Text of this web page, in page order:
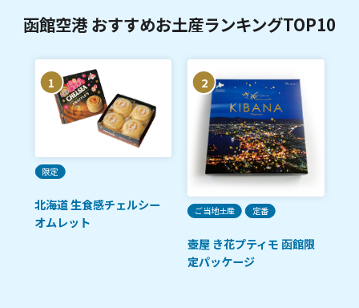
函館空港 おすすめお土産ランキングTOP10
1
限定
北海道 生食感チェルシー
オムレット
2
ご当地土産 定番
壺屋 き花プティモ 函館限
定パッケージ